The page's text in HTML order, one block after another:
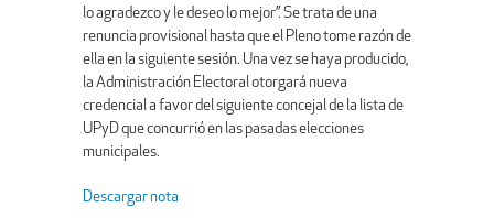
lo agradezco y le deseo lo mejor”. Se trata de una
renuncia provisional hasta que el Pleno tome razón de
ella en la siguiente sesión. Una vez se haya producido,
la Administración Electoral otorgará nueva
credencial a favor del siguiente concejal de la lista de
UPyD que concurrió en las pasadas elecciones
municipales.
Descargar nota